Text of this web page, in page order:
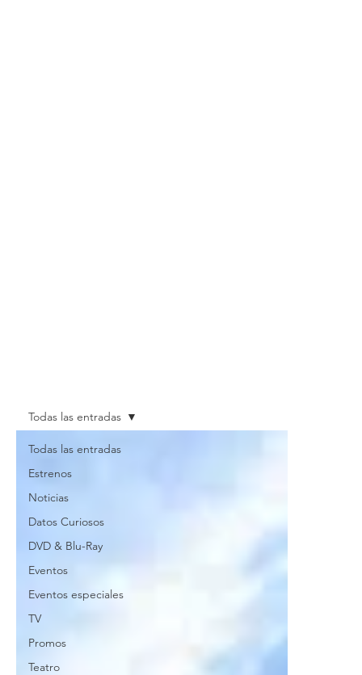
Todas las entradas
Estrenos
Noticias
Datos Curiosos
DVD & Blu-Ray
Eventos
Eventos especiales
TV
Promos
Teatro
Todas las entradas